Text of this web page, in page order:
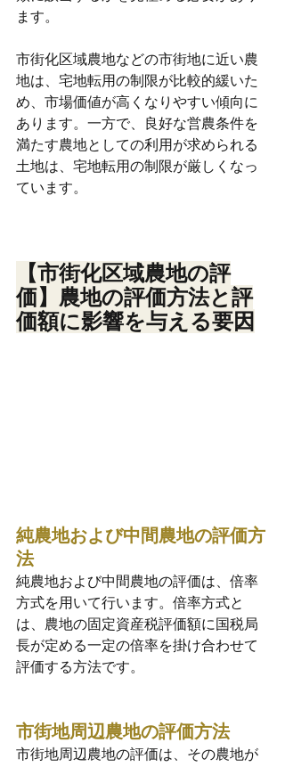
ます。
市街化区域農地などの市街地に近い農
地は、宅地転用の制限が比較的緩いた
め、市場価値が高くなりやすい傾向に
あります。一方で、良好な営農条件を
満たす農地としての利用が求められる
土地は、宅地転用の制限が厳しくなっ
ています。
【市街化区域農地の評
価】農地の評価方法と評
価額に影響を与える要因
純農地および中間農地の評価方
法
純農地および中間農地の評価は、倍率
方式を用いて行います。倍率方式と
は、農地の固定資産税評価額に国税局
長が定める一定の倍率を掛け合わせて
評価する方法です。
市街地周辺農地の評価方法
市街地周辺農地の評価は、その農地が